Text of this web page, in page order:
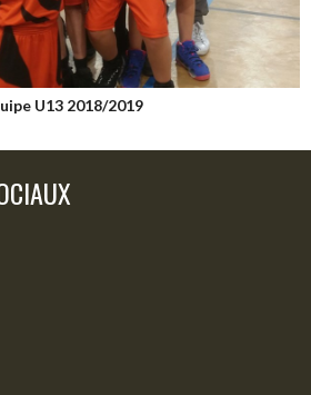
U13 2018/2019